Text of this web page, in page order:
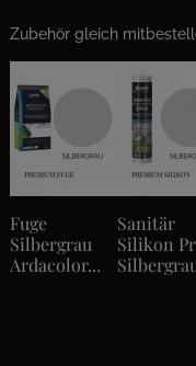
Zubehör gleich
Fuge
Silbergrau
Ardacolor...
Sanitär
Silikon